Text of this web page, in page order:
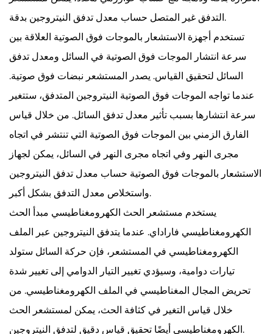
التدفق غير المتصل حساب معدل تدفق النيتروجين بدقة.
تستخدم أجهزة الاستشعار بالموجات فوق الصوتية العلاقة بين
سرعة انتشار الموجات فوق الصوتية في السائل ومعدل تدفق
السائل لتحقيق القياس. يصدر المستشعر نبضات فوق صوتية.
عندما تواجه الموجات فوق الصوتية النيتروجين المتدفق، ستتغير
سرعة انتشارها بسبب تأثير معدل تدفق السائل. من خلال قياس
الفارق الزمني بين الموجات فوق الصوتية التي تنتشر في اتجاه
مجرى النهر وفي اتجاه مجرى النهر في السائل، يمكن لجهاز
الاستشعار بالموجات فوق الصوتية حساب معدل تدفق النيتروجين
واستخلاص معدل التدفق بشكل أكبر.
يستخدم مستشعر الحث الكهرومغناطيسي مبدأ الحث
الكهرومغناطيسي فاراداي. عندما يتدفق النيتروجين عبر الملف
الكهرومغناطيسي في المستشعر، فإن حركة السائل ستولد
تيارات دوامية، وسيؤدي تغيير التيار الدوامي إلى تغيير شدة
تحريض المجال المغناطيسي في الملف الكهرومغناطيسي. من
خلال قياس التغير في كثافة الحث، يمكن لمستشعر الحث
الكهرومغناطيسي أيضًا تحقيق قياس دقيق لتدفق النيتروجين.